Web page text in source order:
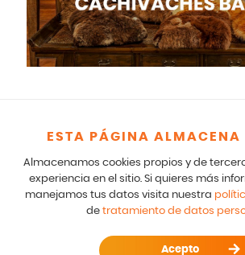
ESTA PÁGINA ALMACENA
Almacenamos cookies propios y de
experiencia en el sitio. Si quieres más
manejamos tus datos visita nuestra
de tratamiento de datos
Acepto
Para comunicados legales y notificaciones
a: